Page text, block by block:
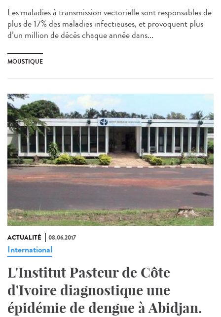
Les maladies à transmission vectorielle sont responsables de
plus de 17% des maladies infectieuses, et provoquent plus
d’un million de décès chaque année dans...
MOUSTIQUE
ACTUALITÉ 08.06.2017
International
L'Institut Pasteur de Côte
d'Ivoire diagnostique une
épidémie de dengue à Abidjan.